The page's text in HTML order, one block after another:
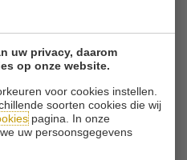
uw privacy, daarom
op onze website.
voor cookies instellen.
soorten cookies die wij
pagina. In onze
uw persoonsgegevens
Schinkelshoek
KA Vlaardingen|
460 21 39